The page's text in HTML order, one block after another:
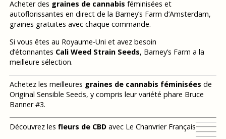
Acheter des graines de cannabis féminisées et
autoflorissantes en direct de la Barney’s Farm d’Amsterdam,
graines gratuites avec chaque commande.
Si vous êtes au Royaume-Uni et avez besoin
d’étonnantes Cali Weed Strain Seeds, Barney’s Farm a la
meilleure sélection.
Achetez les meilleures graines de cannabis féminisées de
Original Sensible Seeds, y compris leur variété phare Bruce
Banner #3.
Découvrez les fleurs de CBDavec Le Chanvrier Français